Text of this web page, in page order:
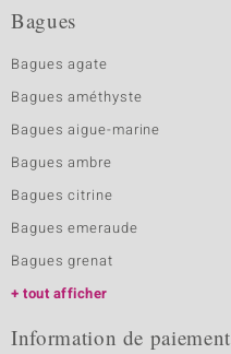
Bagues
Bagues agate
Bagues améthyste
Bagues aigue-marine
Bagues ambre
Bagues citrine
Bagues emeraude
Bagues grenat
tout afficher
Information de paiement